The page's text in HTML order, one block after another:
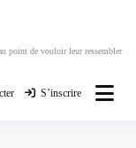
point de vouloir leur ressembler
S’inscrire